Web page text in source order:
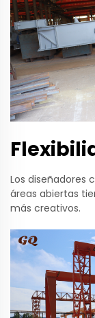
Los diseñadores
áreas abiertas
más creativos.